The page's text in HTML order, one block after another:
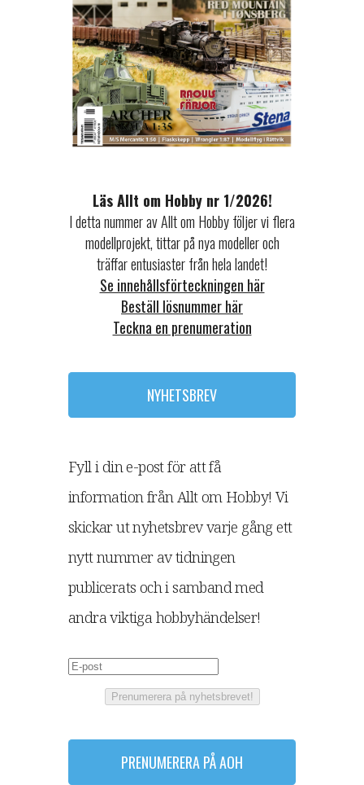
Läs Allt om Hobby nr 1/2026!
I detta nummer av Allt om Hobby följer vi flera
modellprojekt, tittar på nya modeller och
träffar entusiaster från hela landet!
Se innehållsförteckningen här
Beställ lösnummer här
Teckna en prenumeration
NYHETSBREV
Fyll i din e-post för att få
information från Allt om Hobby! Vi
skickar ut nyhetsbrev varje gång ett
nytt nummer av tidningen
publicerats och i samband med
andra viktiga hobbyhändelser!
Prenumerera på nyhetsbrevet!
PRENUMERERA PÅ AOH